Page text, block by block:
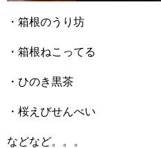
・箱根のうり坊
・箱根ねこってる
・ひのき黒茶
・桜えびせんべい
などなど。。。